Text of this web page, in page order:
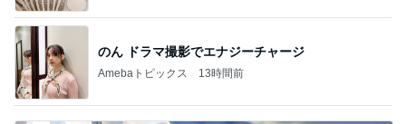
のん ドラマ撮影でエナジーチャージ
Amebaトピックス 13時間前